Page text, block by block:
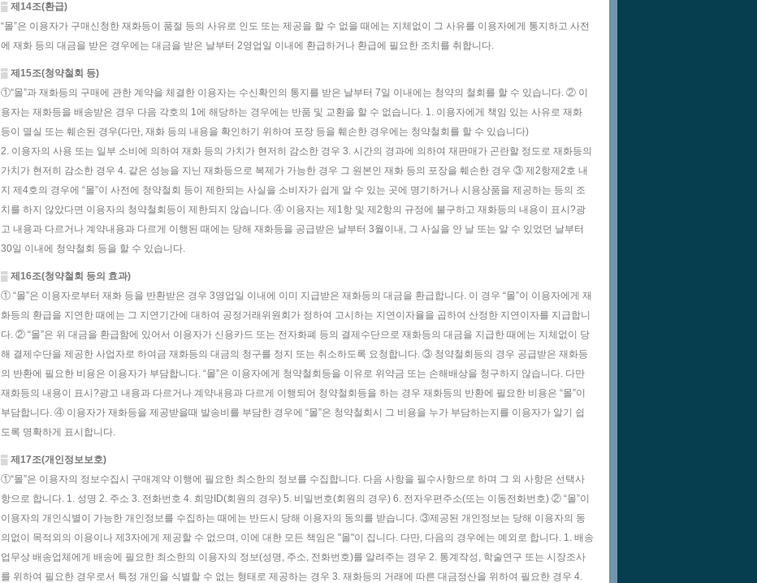
▒ 제14조(환급)
“몰”은 이용자가 구매신청한 재화등이 품절 등의 사유로 인도 또는 제공을 할 수 없을 때에는 지체없이 그 사유를 이용자에게 통지하고 사전
에 재화 등의 대금을 받은 경우에는 대금을 받은 날부터 2영업일 이내에 환급하거나 환급에 필요한 조치를 취합니다.
▒ 제15조(청약철회 등)
①“몰”과 재화등의 구매에 관한 계약을 체결한 이용자는 수신확인의 통지를 받은 날부터 7일 이내에는 청약의 철회를 할 수 있습니다. ② 이
용자는 재화등을 배송받은 경우 다음 각호의 1에 해당하는 경우에는 반품 및 교환을 할 수 없습니다. 1. 이용자에게 책임 있는 사유로 재화
등이 멸실 또는 훼손된 경우(다만, 재화 등의 내용을 확인하기 위하여 포장 등을 훼손한 경우에는 청약철회를 할 수 있습니다)
2. 이용자의 사용 또는 일부 소비에 의하여 재화 등의 가치가 현저히 감소한 경우 3. 시간의 경과에 의하여 재판매가 곤란할 정도로 재화등의
가치가 현저히 감소한 경우 4. 같은 성능을 지닌 재화등으로 복제가 가능한 경우 그 원본인 재화 등의 포장을 훼손한 경우 ③ 제2항제2호 내
지 제4호의 경우에 “몰”이 사전에 청약철회 등이 제한되는 사실을 소비자가 쉽게 알 수 있는 곳에 명기하거나 시용상품을 제공하는 등의 조
치를 하지 않았다면 이용자의 청약철회등이 제한되지 않습니다. ④ 이용자는 제1항 및 제2항의 규정에 불구하고 재화등의 내용이 표시?광
고 내용과 다르거나 계약내용과 다르게 이행된 때에는 당해 재화등을 공급받은 날부터 3월이내, 그 사실을 안 날 또는 알 수 있었던 날부터
30일 이내에 청약철회 등을 할 수 있습니다.
▒ 제16조(청약철회 등의 효과)
① “몰”은 이용자로부터 재화 등을 반환받은 경우 3영업일 이내에 이미 지급받은 재화등의 대금을 환급합니다. 이 경우 “몰”이 이용자에게 재
화등의 환급을 지연한 때에는 그 지연기간에 대하여 공정거래위원회가 정하여 고시하는 지연이자율을 곱하여 산정한 지연이자를 지급합니
다. ② “몰”은 위 대금을 환급함에 있어서 이용자가 신용카드 또는 전자화폐 등의 결제수단으로 재화등의 대금을 지급한 때에는 지체없이 당
해 결제수단을 제공한 사업자로 하여금 재화등의 대금의 청구를 정지 또는 취소하도록 요청합니다. ③ 청약철회등의 경우 공급받은 재화등
의 반환에 필요한 비용은 이용자가 부담합니다. “몰”은 이용자에게 청약철회등을 이유로 위약금 또는 손해배상을 청구하지 않습니다. 다만
재화등의 내용이 표시?광고 내용과 다르거나 계약내용과 다르게 이행되어 청약철회등을 하는 경우 재화등의 반환에 필요한 비용은 “몰”이
부담합니다. ④ 이용자가 재화등을 제공받을때 발송비를 부담한 경우에 “몰”은 청약철회시 그 비용을 누가 부담하는지를 이용자가 알기 쉽
도록 명확하게 표시합니다.
▒ 제17조(개인정보보호)
①“몰”은 이용자의 정보수집시 구매계약 이행에 필요한 최소한의 정보를 수집합니다. 다음 사항을 필수사항으로 하며 그 외 사항은 선택사
항으로 합니다. 1. 성명 2. 주소 3. 전화번호 4. 희망ID(회원의 경우) 5. 비밀번호(회원의 경우) 6. 전자우편주소(또는 이동전화번호) ② “몰”이
이용자의 개인식별이 가능한 개인정보를 수집하는 때에는 반드시 당해 이용자의 동의를 받습니다. ③제공된 개인정보는 당해 이용자의 동
의없이 목적외의 이용이나 제3자에게 제공할 수 없으며, 이에 대한 모든 책임은 "몰"이 집니다. 다만, 다음의 경우에는 예외로 합니다. 1. 배송
업무상 배송업체에게 배송에 필요한 최소한의 이용자의 정보(성명, 주소, 전화번호)를 알려주는 경우 2. 통계작성, 학술연구 또는 시장조사
를 위하여 필요한 경우로서 특정 개인을 식별할 수 없는 형태로 제공하는 경우 3. 재화등의 거래에 따른 대금정산을 위하여 필요한 경우 4.